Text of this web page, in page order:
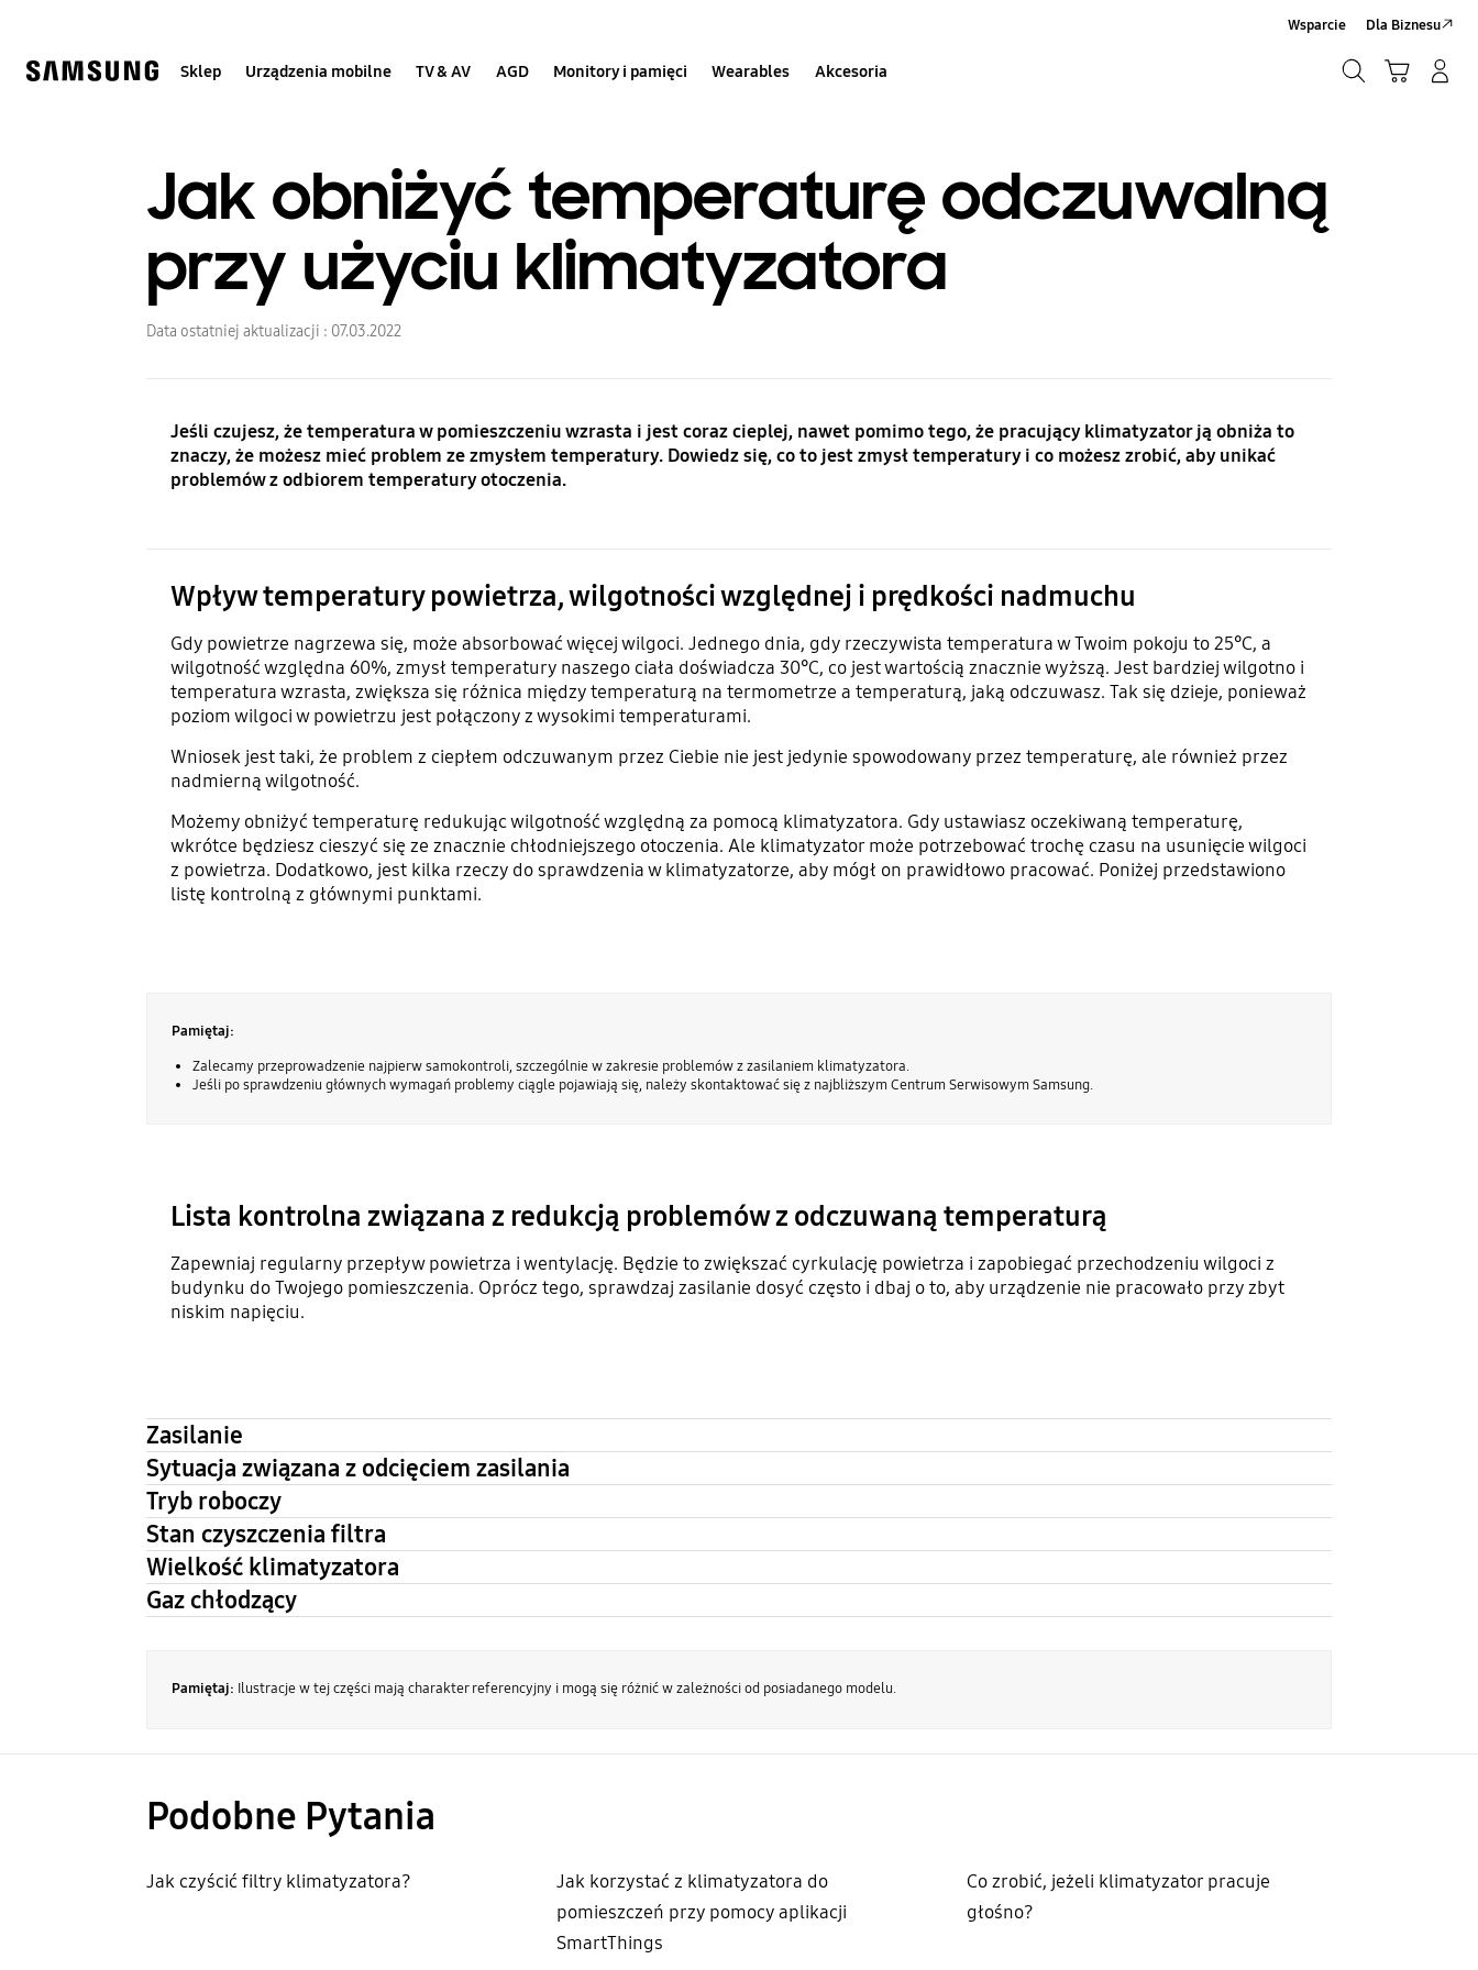
Sklep Urządzenia mobilne TV & AV AGD Monitory i pamięci Wearables Akcesoria
Wsparcie Dla Biznesu
Jak obniżyć temperaturę odczuwalną
przy użyciu klimatyzatora
Data ostatniej aktualizacji : 07.03.2022
Jeśli czujesz, że temperatura w pomieszczeniu wzrasta i jest coraz cieplej, nawet pomimo tego, że pracujący klimatyzator ją obniża to
znaczy, że możesz mieć problem ze zmysłem temperatury. Dowiedz się, co to jest zmysł temperatury i co możesz zrobić, aby unikać
problemów z odbiorem temperatury otoczenia.
Wpływ temperatury powietrza, wilgotności względnej i prędkości nadmuchu
Gdy powietrze nagrzewa się, może absorbować więcej wilgoci. Jednego dnia, gdy rzeczywista temperatura w Twoim pokoju to 25°C, a
wilgotność względna 60%, zmysł temperatury naszego ciała doświadcza 30°C, co jest wartością znacznie wyższą. Jest bardziej wilgotno i
temperatura wzrasta, zwiększa się różnica między temperaturą na termometrze a temperaturą, jaką odczuwasz. Tak się dzieje, ponieważ
poziom wilgoci w powietrzu jest połączony z wysokimi temperaturami.
Wniosek jest taki, że problem z ciepłem odczuwanym przez Ciebie nie jest jedynie spowodowany przez temperaturę, ale również przez
nadmierną wilgotność.
Możemy obniżyć temperaturę redukując wilgotność względną za pomocą klimatyzatora. Gdy ustawiasz oczekiwaną temperaturę,
wkrótce będziesz cieszyć się ze znacznie chłodniejszego otoczenia. Ale klimatyzator może potrzebować trochę czasu na usunięcie wilgoci
z powietrza. Dodatkowo, jest kilka rzeczy do sprawdzenia w klimatyzatorze, aby mógł on prawidłowo pracować. Poniżej przedstawiono
listę kontrolną z głównymi punktami.
Pamiętaj:
Zalecamy przeprowadzenie najpierw samokontroli, szczególnie w zakresie problemów z zasilaniem klimatyzatora.
Jeśli po sprawdzeniu głównych wymagań problemy ciągle pojawiają się, należy skontaktować się z najbliższym Centrum Serwisowym Samsung.
Lista kontrolna związana z redukcją problemów z odczuwaną temperaturą
Zapewniaj regularny przepływ powietrza i wentylację. Będzie to zwiększać cyrkulację powietrza i zapobiegać przechodzeniu wilgoci z
budynku do Twojego pomieszczenia. Oprócz tego, sprawdzaj zasilanie dosyć często i dbaj o to, aby urządzenie nie pracowało przy zbyt
niskim napięciu.
Zasilanie
Sytuacja związana z odcięciem zasilania
Tryb roboczy
Stan czyszczenia filtra
Wielkość klimatyzatora
Gaz chłodzący
Pamiętaj: Ilustracje w tej części mają charakter referencyjny i mogą się różnić w zależności od posiadanego modelu.
Podobne Pytania
Jak czyścić filtry klimatyzatora?
Jak korzystać z klimatyzatora do
pomieszczeń przy pomocy aplikacji
SmartThings
Co zrobić, jeżeli klimatyzator pracuje
głośno?